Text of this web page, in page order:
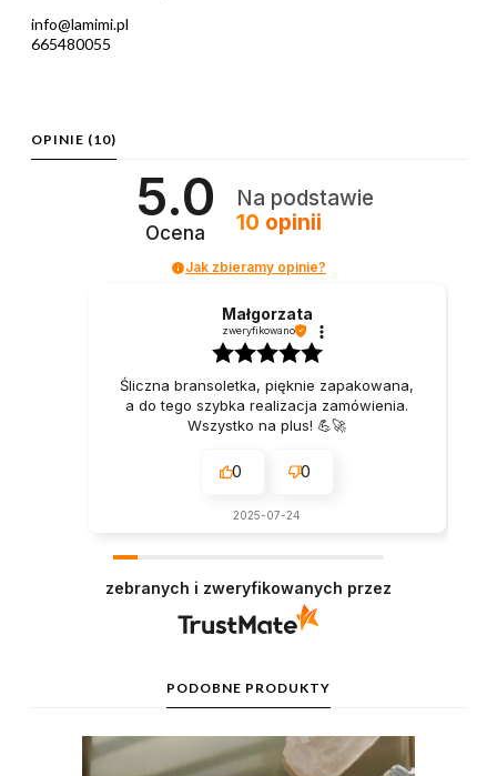
info@lamimi.pl
665480055
OPINIE (10)
5.0
Ocena
Na podstawie
10 opinii
Jak zbieramy opinie?
Małgorzata
zweryfikowano
Śliczna bransoletka, pięknie zapakowana,
a do tego szybka realizacja zamówienia.
Wszystko na plus! 💪🚀
0 0
2025-07-24
zebranych i zweryfikowanych przez
PODOBNE PRODUKTY